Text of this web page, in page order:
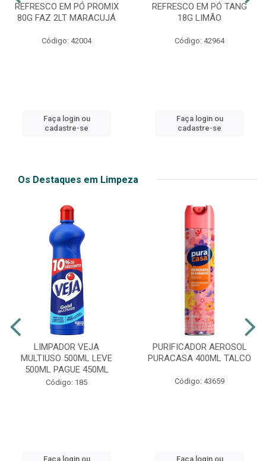
REFRESCO EM PÓ PROMIX
80G FAZ 2LT MARACUJÁ
Código: 42004
Faça login ou
cadastre-se
REFRESCO EM PÓ TANG
18G LIMÃO
Código: 42964
Faça login ou
cadastre-se
Os Destaques em Limpeza
LIMPADOR VEJA
MULTIUSO 500ML LEVE
500ML PAGUE 450ML
Código: 185
Faça login ou
PURIFICADOR AEROSOL
PURACASA 400ML TALCO
Código: 43659
Faça login ou